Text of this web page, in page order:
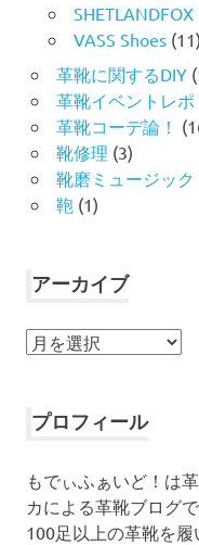
SHETLANDFOX
VASS Shoes(11)
革靴に関するDIY
革靴イベントレポ
革靴コーデ論！
靴修理 (3)
靴磨ミュージック
鞄 (1)
アーカイブ
ア
イ
プロフィール
もでぃふぁいど！は
カによる革靴ブログで
100足以上の革靴を